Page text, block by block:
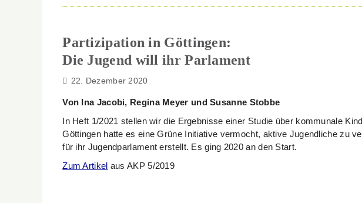
Partizipation in Göttingen:
Die Jugend will ihr Parlament
22. Dezember 2020
Von Ina Jacobi, Regina Meyer und Susanne Stobbe
In Heft 1/2021 stellen wir die Ergebnisse einer Studie über kommunale
Göttingen hatte es eine Grüne Initiative vermocht, aktive Jugendliche zu
für ihr Jugendparlament erstellt. Es ging 2020 an den Start.
Zum Artikel aus AKP 5/2019